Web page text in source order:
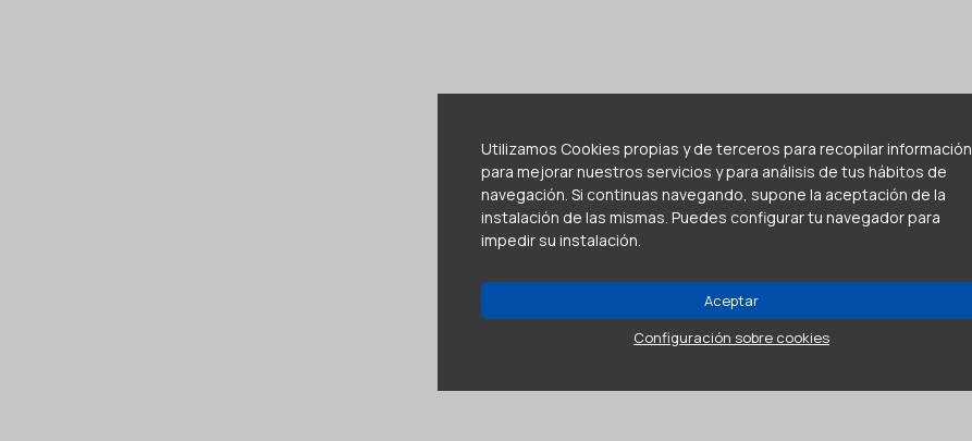
Utilizamos Cookies propias y de terceros para recopilar información
para mejorar nuestros servicios y para análisis de tus hábitos de
navegación. Si continuas navegando, supone la aceptación de la
instalación de las mismas. Puedes configurar tu navegador para
impedir su instalación.
Aceptar
Configuración sobre cookies